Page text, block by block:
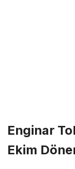
Enginar
Ekim